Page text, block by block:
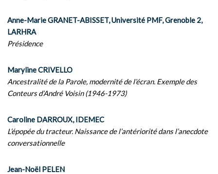
Anne-Marie GRANET-ABISSET, Université PMF, Grenoble 2,
LARHRA
Présidence
Maryline CRIVELLO
Ancestralité de la Parole, modernité de l’écran. Exemple des
Conteurs d’André Voisin (1946-1973)
Caroline DARROUX, IDEMEC
L’épopée du tracteur. Naissance de l’antériorité dans l’anecdote
conversationnelle
Jean-Noël PELEN